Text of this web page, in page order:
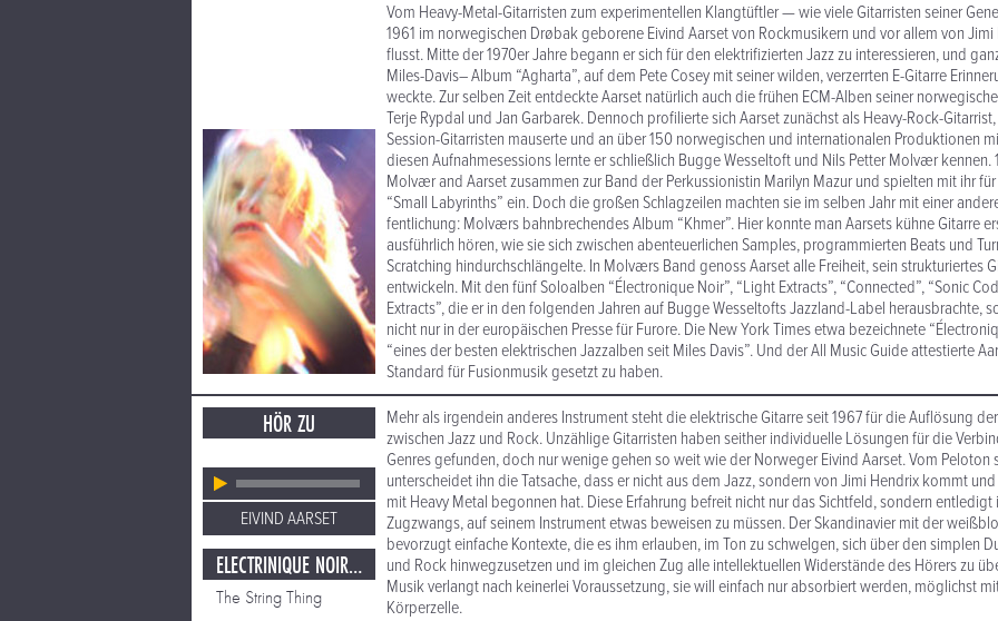
Vom Heavy-Metal-Gitarristen zum exper­i­mentellen Klangtüftler — wie viele Gitar­risten seiner
1961 im norwegischen Drøbak geborene Eivind Aarset von Rock­musikern und vor allem von
flusst. Mitte der 1970er Jahre begann er sich für den elek­tri­fizierten Jazz zu inter­essieren, und
Miles-Davis– Album “Agharta”, auf dem Pete Cosey mit seiner wilden, verz­errten E-Gitarre
weckte. Zur selben Zeit entdeckte Aarset natürlich auch die frühen ECM-Alben seiner
Terje Rypdal und Jan Garbarek. Dennoch profil­ierte sich Aarset zunächst als Heavy-Rock-
Session-Gitarristen mauserte und an über 150 norwegischen und inter­na­tionalen Produk­tionen
diesen Aufnahme­ses­sions lernte er schließlich Bugge Wesseltoft und Nils Petter Molvær kennen.
Molvær and Aarset zusammen zur Band der Perkus­sion­istin Marilyn Mazur und spielten mit ihr
“Small Labyrinths” ein. Doch die großen Schlagzeilen machten sie im selben Jahr mit einer
fentlichung: Molværs bahn­brechendes Album “Khmer”. Hier konnte man Aarsets kühne Gitarre
ausführlich hören, wie sie sich zwischen aben­teuer­lichen Samples, program­mierten Beats und
Scratching hindurch­schlän­gelte. In Molværs Band genoss Aarset alle Freiheit, sein struk­turi­ertes
entwickeln. Mit den fünf Soloalben “Électronique Noir”, “Light Extracts”, “Connected”, “Sonic
Extracts”, die er in den folgenden Jahren auf Bugge Wesseltofts Jazzland-Label heraus­brachte,
nicht nur in der europäischen Presse für Furore. Die New York Times etwa beze­ichnete
“eines der besten elek­trischen Jazzalben seit Miles Davis”. Und der All Music Guide attestierte
Standard für Fusion­musik gesetzt zu haben.
HÖR ZU
EIVIND AARSET
ELECTRINIQUE NOIR / LIGHT EXTRACTS
The String Thing
Mehr als irgendein anderes Instrument steht die elek­trische Gitarre seit 1967 für die Auflösung
zwischen Jazz und Rock. Unzählige Gitar­risten haben seither indi­viduelle Lösungen für die
Genres gefunden, doch nur wenige gehen so weit wie der Norweger Eivind Aarset. Vom Peloton
unter­scheidet ihn die Tatsache, dass er nicht aus dem Jazz, sondern von Jimi Hendrix kommt
mit Heavy Metal begonnen hat. Diese Erfahrung befreit nicht nur das Sichtfeld, sondern entledigt
Zugzwangs, auf seinem Instrument etwas beweisen zu müssen. Der Skan­di­navier mit der
bevorzugt einfache Kontexte, die es ihm erlauben, im Ton zu schwelgen, sich über den simplen
und Rock hinwegzusetzen und im gleichen Zug alle intellek­tuellen Wider­stände des Hörers zu
Musik verlangt nach kein­erlei Voraus­setzung, sie will einfach nur absorbiert werden, möglichst
Körperzelle.